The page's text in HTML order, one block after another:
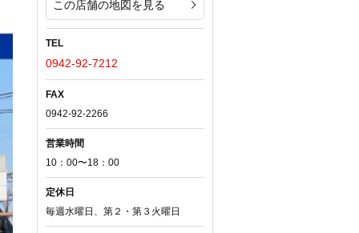
この店舗の地図を見る
TEL
0942-92-7212
FAX
0942-92-2266
営業時間
10：00〜18：00
定休日
毎週水曜日、第２・第３火曜日